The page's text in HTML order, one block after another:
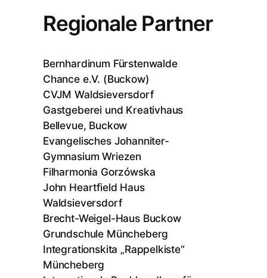
Regionale Partner
Bernhardinum Fürstenwalde
Chance e.V. (Buckow)
CVJM Waldsieversdorf
Gastgeberei und Kreativhaus
Bellevue, Buckow
Evangelisches Johanniter-
Gymnasium Wriezen
Filharmonia Gorzówska
John Heartfield Haus
Waldsieversdorf
Brecht-Weigel-Haus Buckow
Grundschule Müncheberg
Integrationskita „Rappelkiste“
Müncheberg